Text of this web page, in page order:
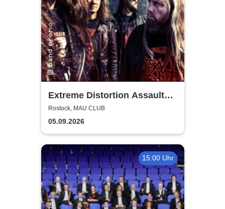
Extreme Distortion Assault
XV
Rostock, MAU CLUB
05.09.2026
15:00 Uhr